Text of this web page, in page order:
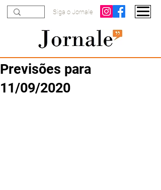
Siga o Jornale
Previsões para
11/09/2020